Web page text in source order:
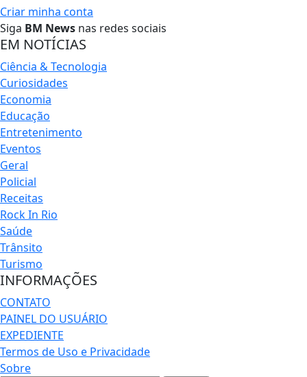
Criar minha conta
Siga BM News nas redes sociais
EM NOTÍCIAS
Ciência & Tecnologia
Curiosidades
Economia
Educação
Entretenimento
Eventos
Geral
Policial
Receitas
Rock In Rio
Saúde
Trânsito
Turismo
INFORMAÇÕES
CONTATO
PAINEL DO USUÁRIO
EXPEDIENTE
Termos de Uso e Privacidade
Sobre